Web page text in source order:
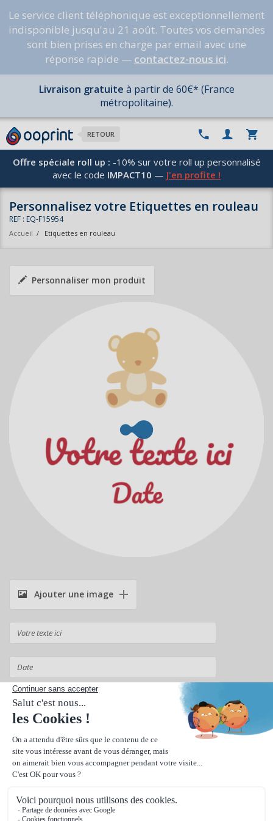
Le service client téléphonique est exceptionnellement
indisponible jusqu'au 21 août. Toutes vos demandes
sont bien prises en charge par email avec une
réponse rapide — contactez-nous ici.
Livraison gratuite à partir de 60€* (France
métropolitaine).
RETOUR
Offre spéciale roll up : -10% sur votre roll up personnalisé
avec le code IMPACT10 — J'en profite !
Personnalisez votre Etiquettes en rouleau
REF : EQ-F15954
Accueil / Etiquettes en rouleau
Personnaliser mon produit
Ajouter une image
Suivant